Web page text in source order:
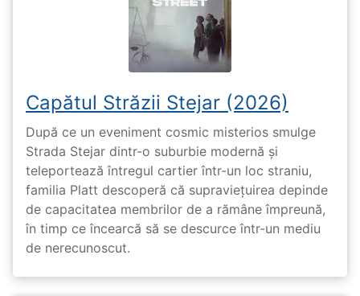
Capătul Străzii Stejar (2026)
După ce un eveniment cosmic misterios smulge
Strada Stejar dintr-o suburbie modernă și
teleportează întregul cartier într-un loc straniu,
familia Platt descoperă că supraviețuirea depinde
de capacitatea membrilor de a rămâne împreună,
în timp ce încearcă să se descurce într-un mediu
de nerecunoscut.